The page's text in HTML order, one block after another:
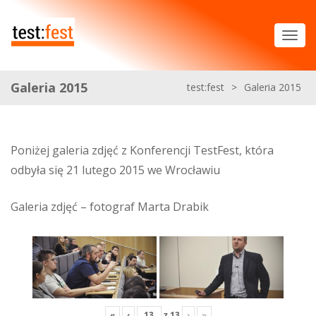
Galeria 2015 test:fest > Galeria 2015
Poniżej galeria zdjęć z Konferencji TestFest, która
odbyła się 21 lutego 2015 we Wrocławiu
Galeria zdjęć – fotograf Marta Drabik